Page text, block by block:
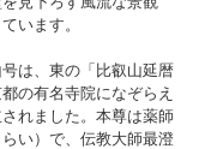
います。
は、東の「比叡山延暦
の有名寺院になぞらえ
れました。本尊は薬師
い）で、伝教大師最澄